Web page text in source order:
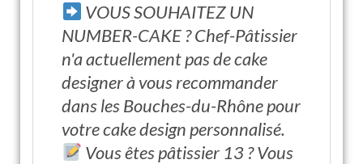
VOUS SOUHAITEZ UN
NUMBER-CAKE ? Chef-Pâtissier
n'a actuellement pas de cake
designer à vous recommander
dans les Bouches-du-Rhône pour
votre cake design personnalisé.
Vous êtes pâtissier 13 ? Vous